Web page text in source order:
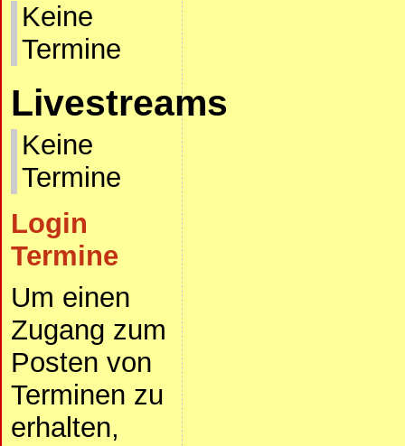
Keine
Termine
Livestreams
Keine
Termine
Login
Termine
Um einen
Zugang zum
Posten von
Terminen zu
erhalten,